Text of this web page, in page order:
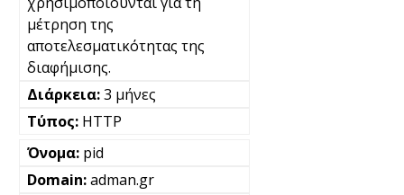
μέτρηση της
αποτελεσματικότητας της
διαφήμισης.
3 μήνες
HTTP
pid
adman.gr